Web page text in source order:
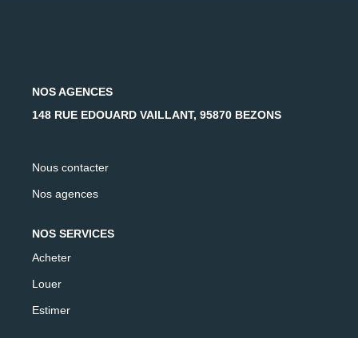
AFR IMMOBILIER Chatou - Location | Gestion | Syndic
AFR IMMOBILIER Chatou - Transaction
AFR IMMOBILIER Sartrouville
NOS AGENCES
148 RUE EDOUARD VAILLANT, 95870 BEZONS
Nous contacter
Nos agences
NOS SERVICES
Acheter
Louer
Estimer